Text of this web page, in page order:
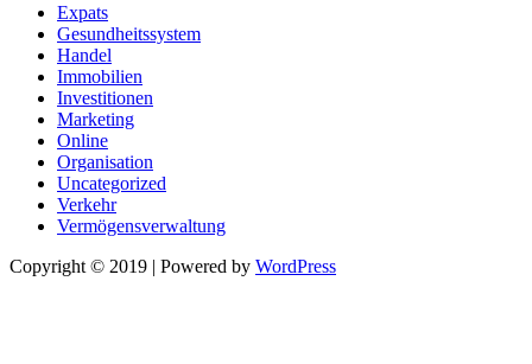
Expats
Gesundheitssystem
Handel
Immobilien
Investitionen
Marketing
Online
Organisation
Uncategorized
Verkehr
Vermögensverwaltung
Copyright © 2019 | Powered by WordPress